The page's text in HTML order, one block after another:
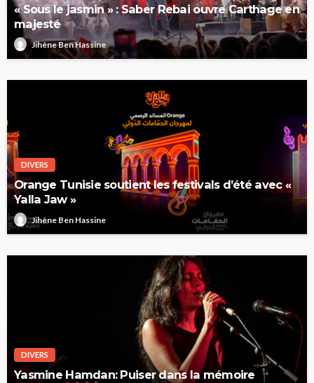
« Sous le jasmin » : Saber Rebai ouvre Carthage en
majesté
Jihène Ben Hassine
DIVERS
Orange Tunisie soutient les festivals d’été avec «
Yalla Jaw »
Jihène Ben Hassine
DIVERS
Yasmine Hamdan: Puiser dans la mémoire